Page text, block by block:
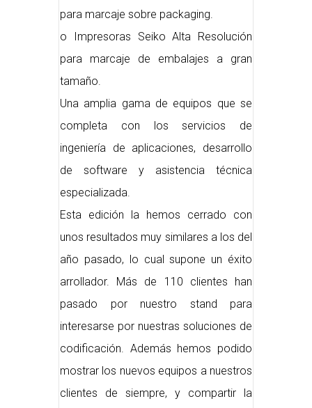
para marcaje sobre packaging.
o Impresoras Seiko Alta Resolución
para marcaje de embalajes a gran
tamaño.
Una amplia gama de equipos que se
completa con los servicios de
ingeniería de aplicaciones, desarrollo
de software y asistencia técnica
especializada.
Esta edición la hemos cerrado con
unos resultados muy similares a los del
año pasado, lo cual supone un éxito
arrollador. Más de 110 clientes han
pasado por nuestro stand para
interesarse por nuestras soluciones de
codificación. Además hemos podido
mostrar los nuevos equipos a nuestros
clientes de siempre, y compartir la